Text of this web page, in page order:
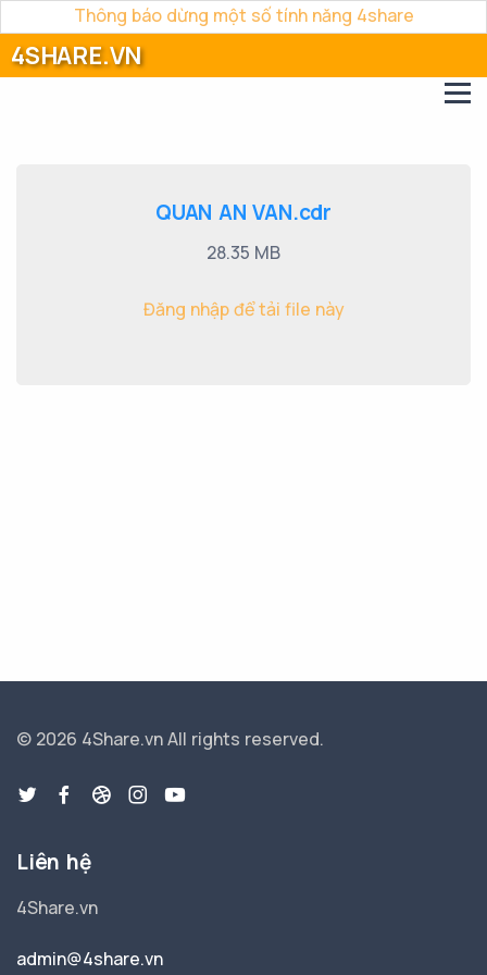
Thông báo dừng một số tính năng 4share
4SHARE.VN
QUAN AN VAN.cdr
28.35 MB
Đăng nhập để tải file này
© 2026 4Share.vnAll rights reserved.
Liên hệ
4Share.vn
admin@4share.vn